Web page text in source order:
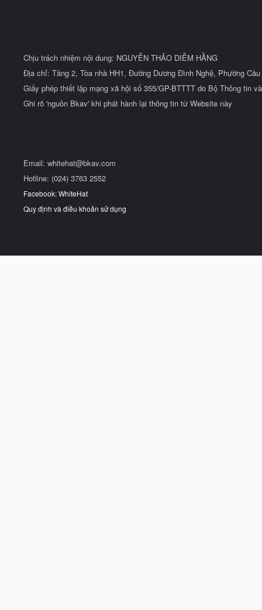
Chịu trách nhiệm nội dung: NGUYỄN THẢO DIỄM HẰNG
Địa chỉ: Tầng 2, Tòa nhà HH1, Đường Dương Đình Nghệ, Phường
Giấy phép thiết lập mạng xã hội số 355/GP-BTTTT do Bộ Thông tin
Ghi rõ 'nguồn Bkav' khi phát hành lại thông tin từ Website này
Email: whitehat@bkav.com
Hotline: (024) 3763 2552
Facebook: WhiteHat
Quy định và điều khoản sử dụng